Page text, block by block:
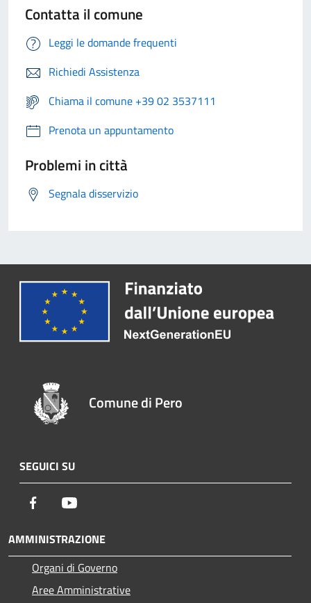
Contatta il comune
Leggi le domande frequenti
Richiedi Assistenza
Chiama il comune +39 02 3537111
Prenota un appuntamento
Problemi in città
Segnala disservizio
Comune di Pero
SEGUICI SU
Facebook
AMMINISTRAZIONE
Organi di Governo
Aree Amministrative